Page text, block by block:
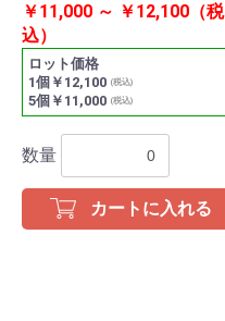
￥11,000 ～ ￥12,100（税
込）
ロット価格
1個￥12,100 (税込)
5個￥11,000 (税込)
数量
カートに入れる